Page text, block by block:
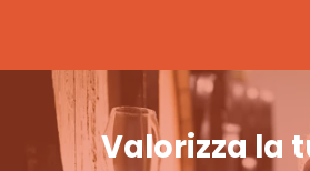
Valorizza la